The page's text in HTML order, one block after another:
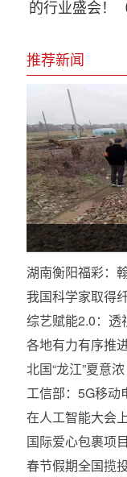
的行业盛会！
推荐新闻
湖南衡阳福彩：
我国科学家取得
综艺赋能2.0：透
各地有力有序推
北国“龙江”夏意
工信部：5G移动
在人工智能大会
国际爱心包裹项
春节假期全国揽